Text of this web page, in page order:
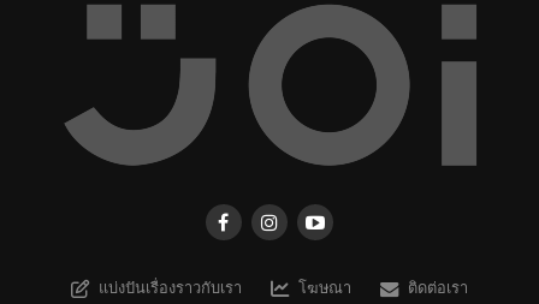
แบ่งปันเรื่องราวกับเรา โฆษณา
ติดต่อเรา